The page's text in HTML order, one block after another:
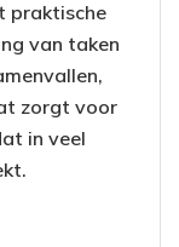
praktische
van taken
zorgt voor
in veel